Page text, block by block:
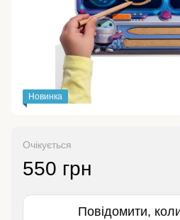
Новинка
Очікується
550 грн
Повідомити,